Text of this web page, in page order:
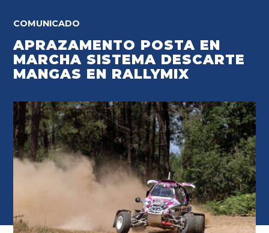
COMUNICADO
APRAZAMENTO POSTA EN
MARCHA SISTEMA DESCARTE
MANGAS EN RALLYMIX